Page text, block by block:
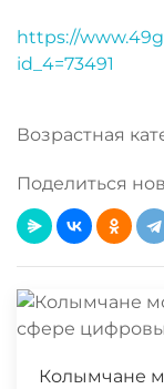
https://
id_4=73491
Возрастная
Поделиться
Колымчане